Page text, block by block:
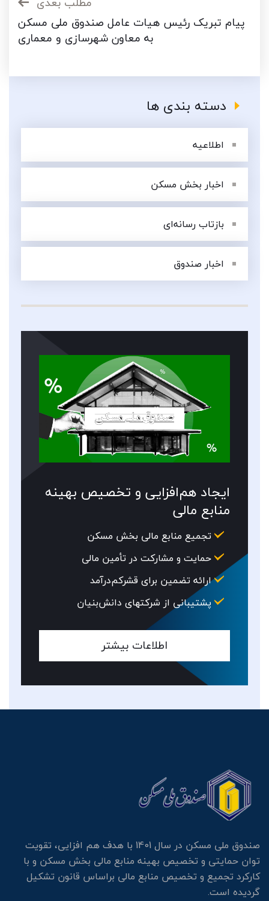
دسته بندی ها
اطلاعیه
اخبار بخش مسکن
بازتاب رسانه‌ای
اخبار صندوق
ایجاد هم‌­افزایی و تخصیص بهینه
منابع مالی
تجمیع منابع مالی بخش مسکن
حمایت و مشارکت در تأمین مالی
ارائه تضمین برای قشرکم­‌درآمد
پشتیبانی از شرکت­های دانش­‌بنیان
اطلاعات بیشتر
پیام تبریک رئیس هیات عامل صندوق ملی مسکن
به معاون شهرسازی و معماری
صندوق ملی مسکن در سال 1401 با هدف هم افزایی، تقویت
توان حمایتی و تخصیص بهینه منابع مالی بخش مسکن و با
کارکرد تجمیع و تخصیص منابع مالی براساس قانون تشکیل
گردیده است.